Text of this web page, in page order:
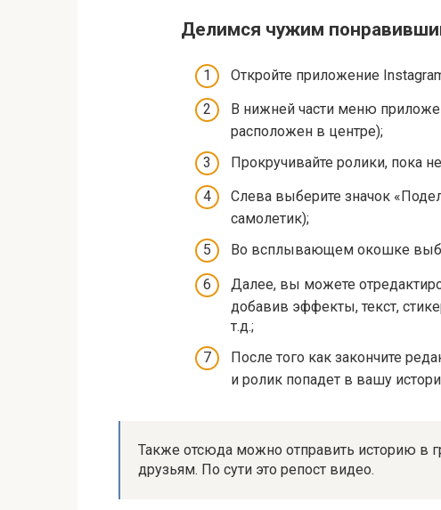
Делимся чужим
Откройте приложение
В нижней части меню
расположен в центре);
Прокручивайте ролики, пока
Слева выберите значок
самолетик);
Во всплывающем окошке
Далее, вы можете
добавив эффекты, текст,
т.д.;
После того как закончите
и ролик попадет в вашу
Также отсюда можно отправить историю в
друзьям. По сути это репост видео.